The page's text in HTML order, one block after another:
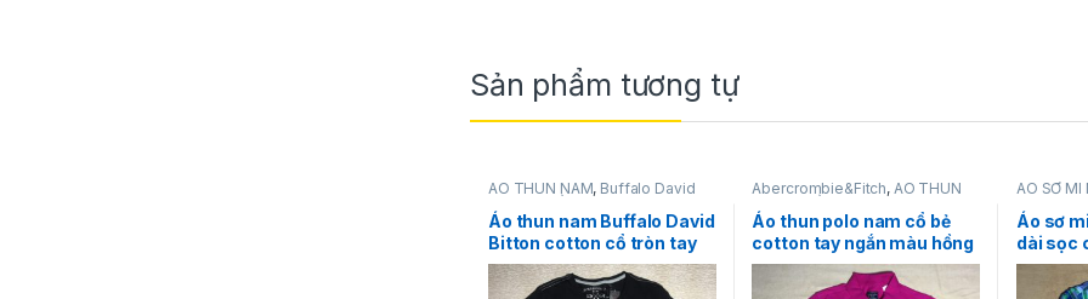
Sản phẩm tương tự
ÁO THUN NAM, Buffalo David
Áo thun nam Buffalo David
Bitton cotton cổ tròn tay
ngắn màu đen size S chính
hãng hàng mỹ
Abercrombie&Fitch, ÁO THUN
Áo thun polo nam cổ bẻ
cotton tay ngắn màu hồng
Abercrombie&Fitch size M
hàng mỹ chính hãng
ÁO SƠ MI
Áo sơ
dài sọc
Tommy